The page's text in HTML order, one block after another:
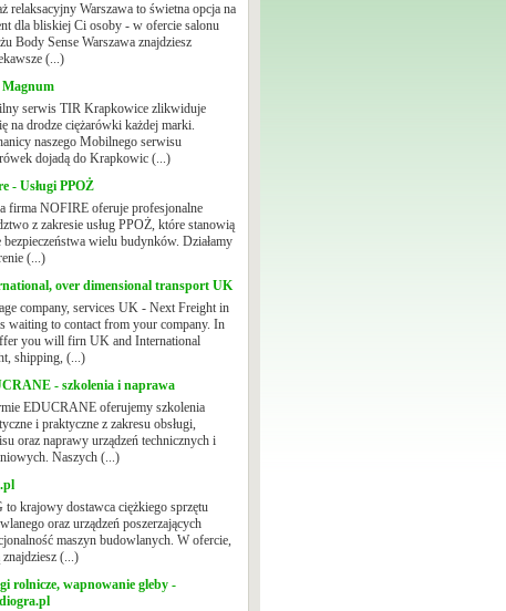
relaksacyjny Warszawa to świetna opcja na
dla bliskiej Ci osoby - w ofercie salonu
Body Sense Warszawa znajdziesz
(...)
Magnum
serwis TIR Krapkowice zlikwiduje
na drodze ciężarówki każdej marki.
naszego Mobilnego serwisu
dojadą do Krapkowic (...)
- Usługi PPOŻ
firma NOFIRE oferuje profesjonalne
z zakresie usług PPOŻ, które stanowią
bezpieczeństwa wielu budynków. Działamy
(...)
over dimensional transport UK
company, services UK - Next Freight in
waiting to contact from your company. In
you will firn UK and International
shipping, (...)
- szkolenia i naprawa
EDUCRANE oferujemy szkolenia
i praktyczne z zakresu obsługi,
oraz naprawy urządzeń technicznych i
Naszych (...)
to krajowy dostawca ciężkiego sprzętu
oraz urządzeń poszerzających
maszyn budowlanych. W ofercie,
znajdziesz (...)
rolnicze, wapnowanie gleby -